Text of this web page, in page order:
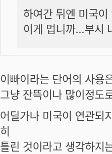
하여간 뒤엔 미국
이게 멉니까...부시
이빠이라는 단어의 사용
그냥 잔뜩이나 많이정도
어딜가나 미국이 연관되
히
틀린 것이라고 생각하지